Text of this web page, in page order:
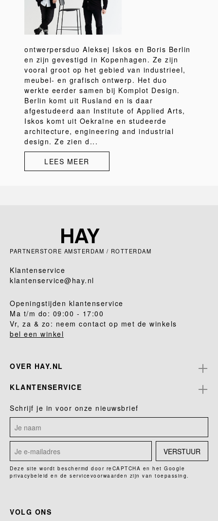
ontwerpersduo Aleksej Iskos en Boris Berlin
en zijn gevestigd in Kopenhagen. Ze zijn
vooral groot op het gebied van industrieel,
meubel- en grafisch ontwerp. Het duo
werkte eerder samen bij Komplot Design.
Berlin komt uit Rusland en is daar
afgestudeerd aan Institute of Applied Arts,
Iskos komt uit Oekraïne en studeerde
architecture, engineering and industrial
design. Ze zien d...
LEES MEER
PARTNERSTORE AMSTERDAM / ROTTERDAM
Klantenservice
klantenservice@hay.nl
Openingstijden klantenservice
Ma t/m do: 09:00 - 17:00
Vr, za & zo: neem contact op met de winkels
bel een winkel
OVER HAY.NL
KLANTENSERVICE
Schrijf je in voor onze nieuwsbrief
VERSTUUR
Deze site wordt beschermd door reCAPTCHA en het Google
privacybeleid en de servicevoorwaarden zijn van toepassing.
VOLG ONS